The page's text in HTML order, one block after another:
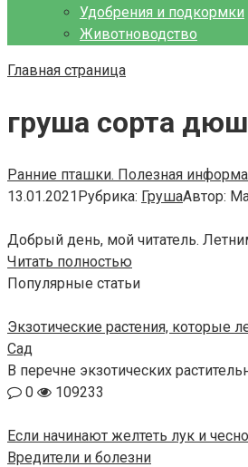
Удобрения и подкормки
Животноводство
Главная страница
груша сорта
Ранние пташки. Полезная
13.01.2021Рубрика: ГрушаАвтор:
Добрый день, мой читатель.
Читать полностью
Популярные статьи
Экзотические растения, которые
Сад
В перечне экзотических
0
109233
Если начинают желтеть лук и
Вредители и болезни